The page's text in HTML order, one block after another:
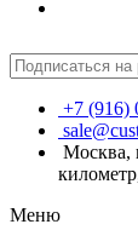
+7 (916)
Москва,
Меню